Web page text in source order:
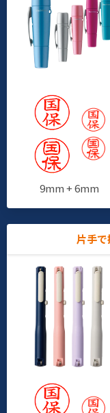
9mm + 6mm
片手で